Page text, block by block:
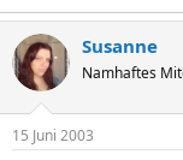
Susanne
Namhaftes
15 Juni 2003